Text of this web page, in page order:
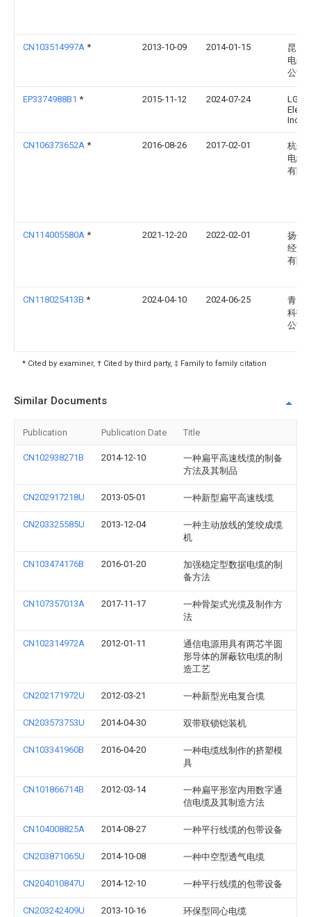
CN103514997A * 2013-10-09 2014-01-15
昆山
电子
公司
EP3374988B1 * 2015-11-12 2024-07-24
LG
Inc.
CN106373652A * 2016-08-26 2017-02-01
杭州
电线
有限
CN114005580A * 2021-12-20 2022-02-01
扬州
经济
有限
CN118025413B * 2024-04-10 2024-06-25
青岛
科技
公司
* Cited by examiner, † Cited by third party, ‡ Family to family citation
Similar Documents
Publication Publication Date Title
CN102938271B 2014-12-10
一种扁平高速线缆的制备
方法及其制品
CN202917218U 2013-05-01 一种新型扁平高速线缆
CN203325585U 2013-12-04
一种主动放线的笼绞成缆
机
CN103474176B 2016-01-20
加强稳定型数据电缆的制
备方法
CN107357013A 2017-11-17
一种骨架式光缆及制作方
法
CN102314972A 2012-01-11
通信电源用具有两芯半圆
形导体的屏蔽软电缆的制
造工艺
CN202171972U 2012-03-21 一种新型光电复合缆
CN203573753U 2014-04-30 双带联锁铠装机
CN103341960B 2016-04-20
一种电缆线制作的挤塑模
具
CN101866714B 2012-03-14
一种扁平形室内用数字通
信电缆及其制造方法
CN104008825A 2014-08-27 一种平行线缆的包带设备
CN203871065U 2014-10-08 一种中空型透气电缆
CN204010847U 2014-12-10 一种平行线缆的包带设备
CN203242409U 2013-10-16 环保型同心电缆